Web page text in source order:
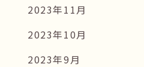
2023年11月
2023年10月
2023年9月